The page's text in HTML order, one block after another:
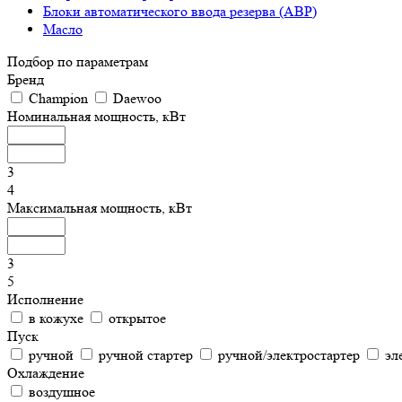
Блоки автоматического ввода резерва (АВР)
Масло
Подбор по параметрам
Бренд
Champion
Daewoo
Номинальная мощность, кВт
3
4
Максимальная мощность, кВт
3
5
Исполнение
в кожухе
открытое
Пуск
ручной
ручной стартер ручной/электростартер
Охлаждение
воздушное